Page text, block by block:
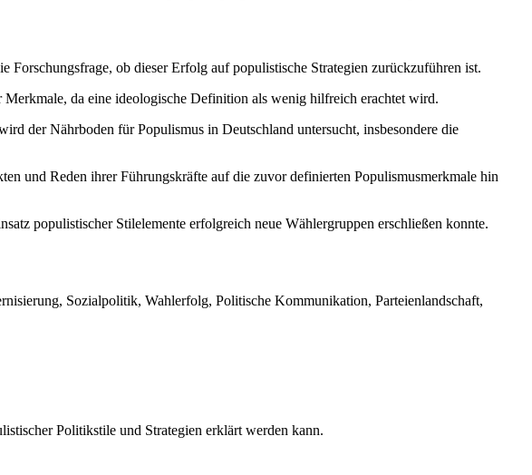
ob dieser Erfolg auf populistische Strategien zurückzuführen ist.
da eine ideologische Definition als wenig hilfreich erachtet wird.
der Nährboden für Populismus in Deutschland untersucht, insbesondere die
und Reden ihrer Führungskräfte auf die zuvor definierten Populismusmerkmale hin
populistischer Stilelemente erfolgreich neue Wählergruppen erschließen konnte.
Sozialpolitik, Wahlerfolg, Politische Kommunikation, Parteienlandschaft,
Politikstile und Strategien erklärt werden kann.